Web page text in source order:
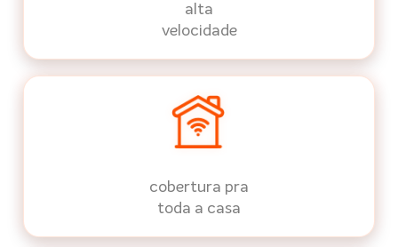
alta
velocidade
cobertura pra
toda a casa